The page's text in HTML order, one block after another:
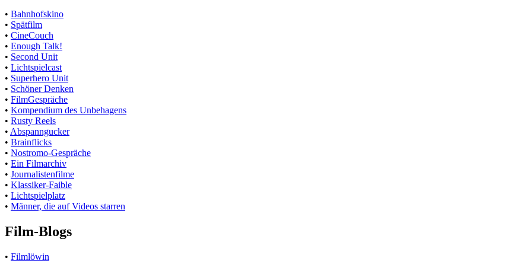
• Bahnhofskino
• Spätfilm
• CineCouch
• Enough Talk!
• Second Unit
• Lichtspielcast
• Superhero Unit
• Schöner Denken
• FilmGespräche
• Kompendium des Unbehagens
• Rusty Reels
• Abspanngucker
• Brainflicks
• Nostromo-Gespräche
• Ein Filmarchiv
• Journalistenfilme
• Klassiker-Faible
• Lichtspielplatz
• Männer, die auf Videos starren
Film-Blogs
• Filmlöwin